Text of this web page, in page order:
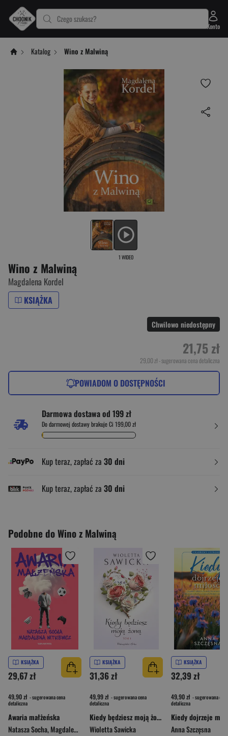
Czego szukasz?
Konto
Katalog Wino z Malwiną
Wino z Malwiną
Magdalena Kordel
KSIĄŻKA
1 WIDEO
Chwilowo niedostępny
21,75 zł
29,00 zł- sugerowana cena detaliczna
POWIADOM O DOSTĘPNOŚCI
Darmowa dostawa od 199 zł
Do darmowej dostawy brakuje Ci 199,00 zł
Kup teraz, zapłać za 30 dni
Kup teraz, zapłać za 30 dni
Podobne do Wino z Malwiną
KSIĄŻKA
29,67 zł
49,90 zł - sugerowana cena
detaliczna
Awaria małżeńska
Natasza Socha,Magdalena Witkiewicz
KSIĄŻKA
31,36 zł
49,99 zł - sugerowana cena
detaliczna
Kiedy będziesz moją żoną Tom 1
Wioletta Sawicka
KSIĄŻKA
32,39 zł
49,90 zł - sugerowana cena
detaliczna
Kiedy dojrzeje
Anna Szczęsna